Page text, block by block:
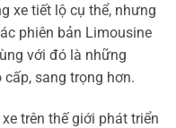
xe tiết lộ cụ thể, nhưng
phiên bản Limousine
với đó là những
sang trọng hơn.
trên thế giới phát triển